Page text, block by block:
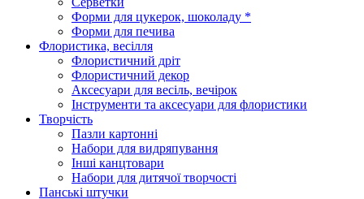
Форми для цукерок, шоколаду *
Форми для печива
Флористика, весілля
Флористичний дріт
Флористичний декор
Аксесуари для весіль, вечірок
Інструменти та аксесуари для флористики
Творчість
Пазли картонні
Набори для видряпування
Інші канцтовари
Набори для дитячої творчості
Панські штучки